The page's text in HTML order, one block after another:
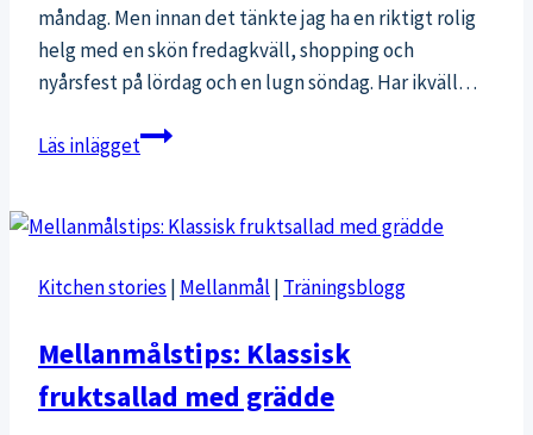
måndag. Men innan det tänkte jag ha en riktigt rolig
helg med en skön fredagkväll, shopping och
nyårsfest på lördag och en lugn söndag. Har ikväll…
Läs inläggetEffektiv
fredagkväll
Kitchen stories | Mellanmål | Träningsblogg
Mellanmålstips: Klassisk
fruktsallad med grädde